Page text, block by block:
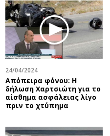
24/04/2024
Απόπειρα φόνου: Η
δήλωση Χαρτσιώτη για το
αίσθημα ασφάλειας λίγο
πριν το χτύπημα